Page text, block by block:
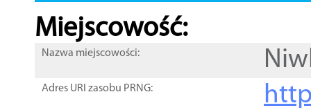
Miejscowość:
Nazwa miejscowości:
Adres URI zasobu PRNG: